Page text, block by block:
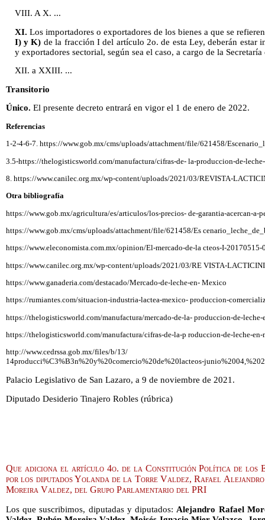
VIII. A X. ...
XI. Los importadores o exportadores de los bienes a que se
I) y K) de la fracción I del artículo 2o. de esta Ley, deberán estar
y exportadores sectorial, según sea el caso, a cargo de la
XII. a XXIII. ...
Transitorio
Único. El presente decreto entrará en vigor el 1 de enero de 2022.
Referencias
1-2-4-6-7. https://www.gob.mx/cms/uploads/attachment/file/621458/
3.5-https://thelogisticsworld.com/manufactura/cifras-de- la-produccion-de-
8. https://www.canilec.org.mx/wp-content/uploads/2021/03/REVISTA-
Otra bibliografía
https://www.gob.mx/agricultura/es/articulos/los-precios- de-garantia-acercan-a-
https://www.gob.mx/cms/uploads/attachment/file/621458/Es
https://www.eleconomista.com.mx/opinion/El-mercado-de-la cteos-I-20170515-
https://www.canilec.org.mx/wp-content/uploads/2021/03/RE VISTA-
https://www.ganaderia.com/destacado/Mercado-de-leche-en- Mexico
https://rumiantes.com/situacion-industria-lactea-mexico- produccion-
https://thelogisticsworld.com/manufactura/mercado-de-la- produccion-de-
https://thelogisticsworld.com/manufactura/cifras-de-la-p roduccion-de-leche-
http://www.cedrssa.gob.mx/files/b/13/
14producci%C3%B3n%20y%20comercio%20de%20lacteos-
Palacio Legislativo de San Lazaro, a 9 de noviembre de 2021.
Diputado Desiderio Tinajero Robles (rúbrica)
Que adiciona el artículo 4o. de la Constitución Política de los
por los diputados Yolanda de la Torre Valdez, Rafael Alejandro
Moreira Valdez, del Grupo Parlamentario del PRI
Los que suscribimos, diputadas y diputados: Alejandro Rafael